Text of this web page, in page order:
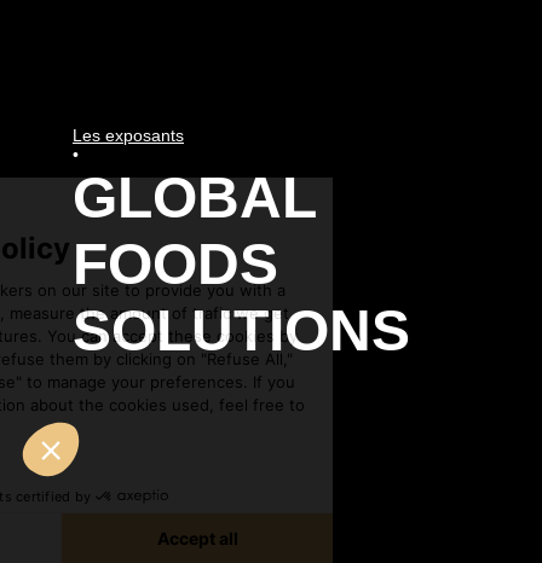
Les exposants
•
GLOBAL
FOODS
SOLUTIONS